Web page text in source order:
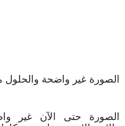
الصورة غير واضحة والحلول
الصورة حتى الآن غير